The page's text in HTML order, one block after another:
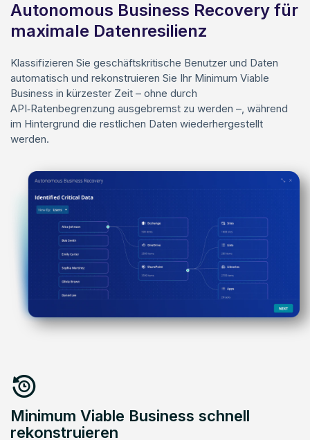
Autonomous Business Recovery für
maximale Datenresilienz
Klassifizieren Sie geschäftskritische Benutzer und Daten
automatisch und rekonstruieren Sie Ihr Minimum Viable
Business in kürzester Zeit – ohne durch
API‑Ratenbegrenzung ausgebremst zu werden –, während
im Hintergrund die restlichen Daten wiederhergestellt
werden.
Minimum Viable Business schnell
rekonstruieren